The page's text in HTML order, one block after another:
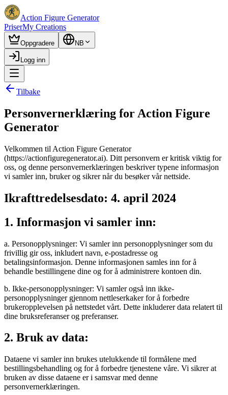
Action Figure Generator
PriserMy Creations
Oppgradere NB
Logg inn
Tilbake
Personvernerklæring for Action Figure
Generator
Velkommen til Action Figure Generator
(https://actionfiguregenerator.ai). Ditt personvern er kritisk viktig for
oss, og denne personvernerklæringen beskriver typene informasjon
vi samler inn, bruker og sikrer når du besøker vår nettside.
Ikrafttredelsesdato: 4. april 2024
1. Informasjon vi samler inn:
a. Personopplysninger: Vi samler inn personopplysninger som du
frivillig gir oss, inkludert navn, e-postadresse og
betalingsinformasjon. Denne informasjonen samles inn for å
behandle bestillingene dine og for å administrere kontoen din.
b. Ikke-personopplysninger: Vi samler også inn ikke-
personopplysninger gjennom nettleserkaker for å forbedre
brukeropplevelsen på nettstedet vårt. Dette inkluderer data relatert til
dine bruksreferanser og preferanser.
2. Bruk av data:
Dataene vi samler inn brukes utelukkende til formålene med
bestillingsbehandling og for å forbedre tjenestene våre. Vi sikrer at
bruken av disse dataene er i samsvar med denne
personvernerklæringen.